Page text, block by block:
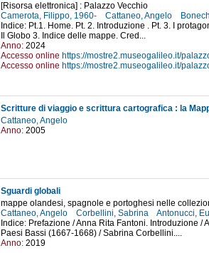
[Risorsa elettronica] : Palazzo Vecchio
Camerota, Filippo, 1960-
Cattaneo, Angelo
Indice: Pt.1. Home. Pt. 2. Introduzione . Pt. 3. I
Il Globo 3. Indice delle mappe. Cred...
Anno: 2024
Accesso online https://mostre2.museogalileo.it/
Accesso online https://mostre2.museogalileo.it/
Cattaneo, Angelo
Anno: 2005
Sguardi globali
mappe olandesi, spagnole e portoghesi nelle
Cattaneo, Angelo
Corbellini, Sabrina Antonucci,
Indice: Prefazione / Anna Rita Fantoni. Introduzione
Paesi Bassi (1667-1668) / Sabrina Corbellini....
Anno: 2019